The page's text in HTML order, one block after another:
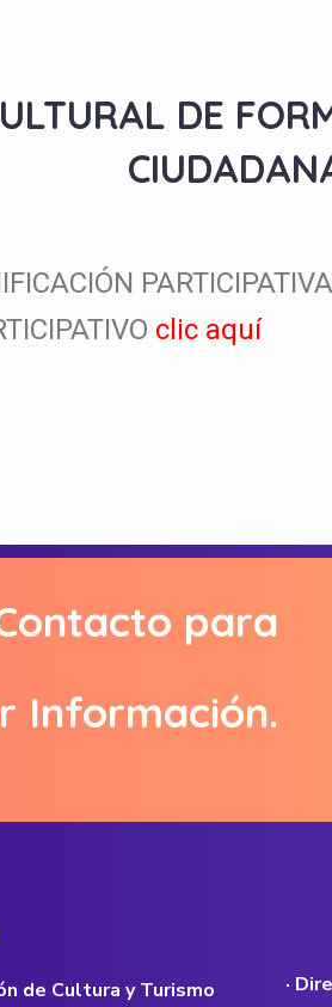
DE
PARTICIPATIVA
clic aquí
para
Información.
de Cultura y Turismo ·